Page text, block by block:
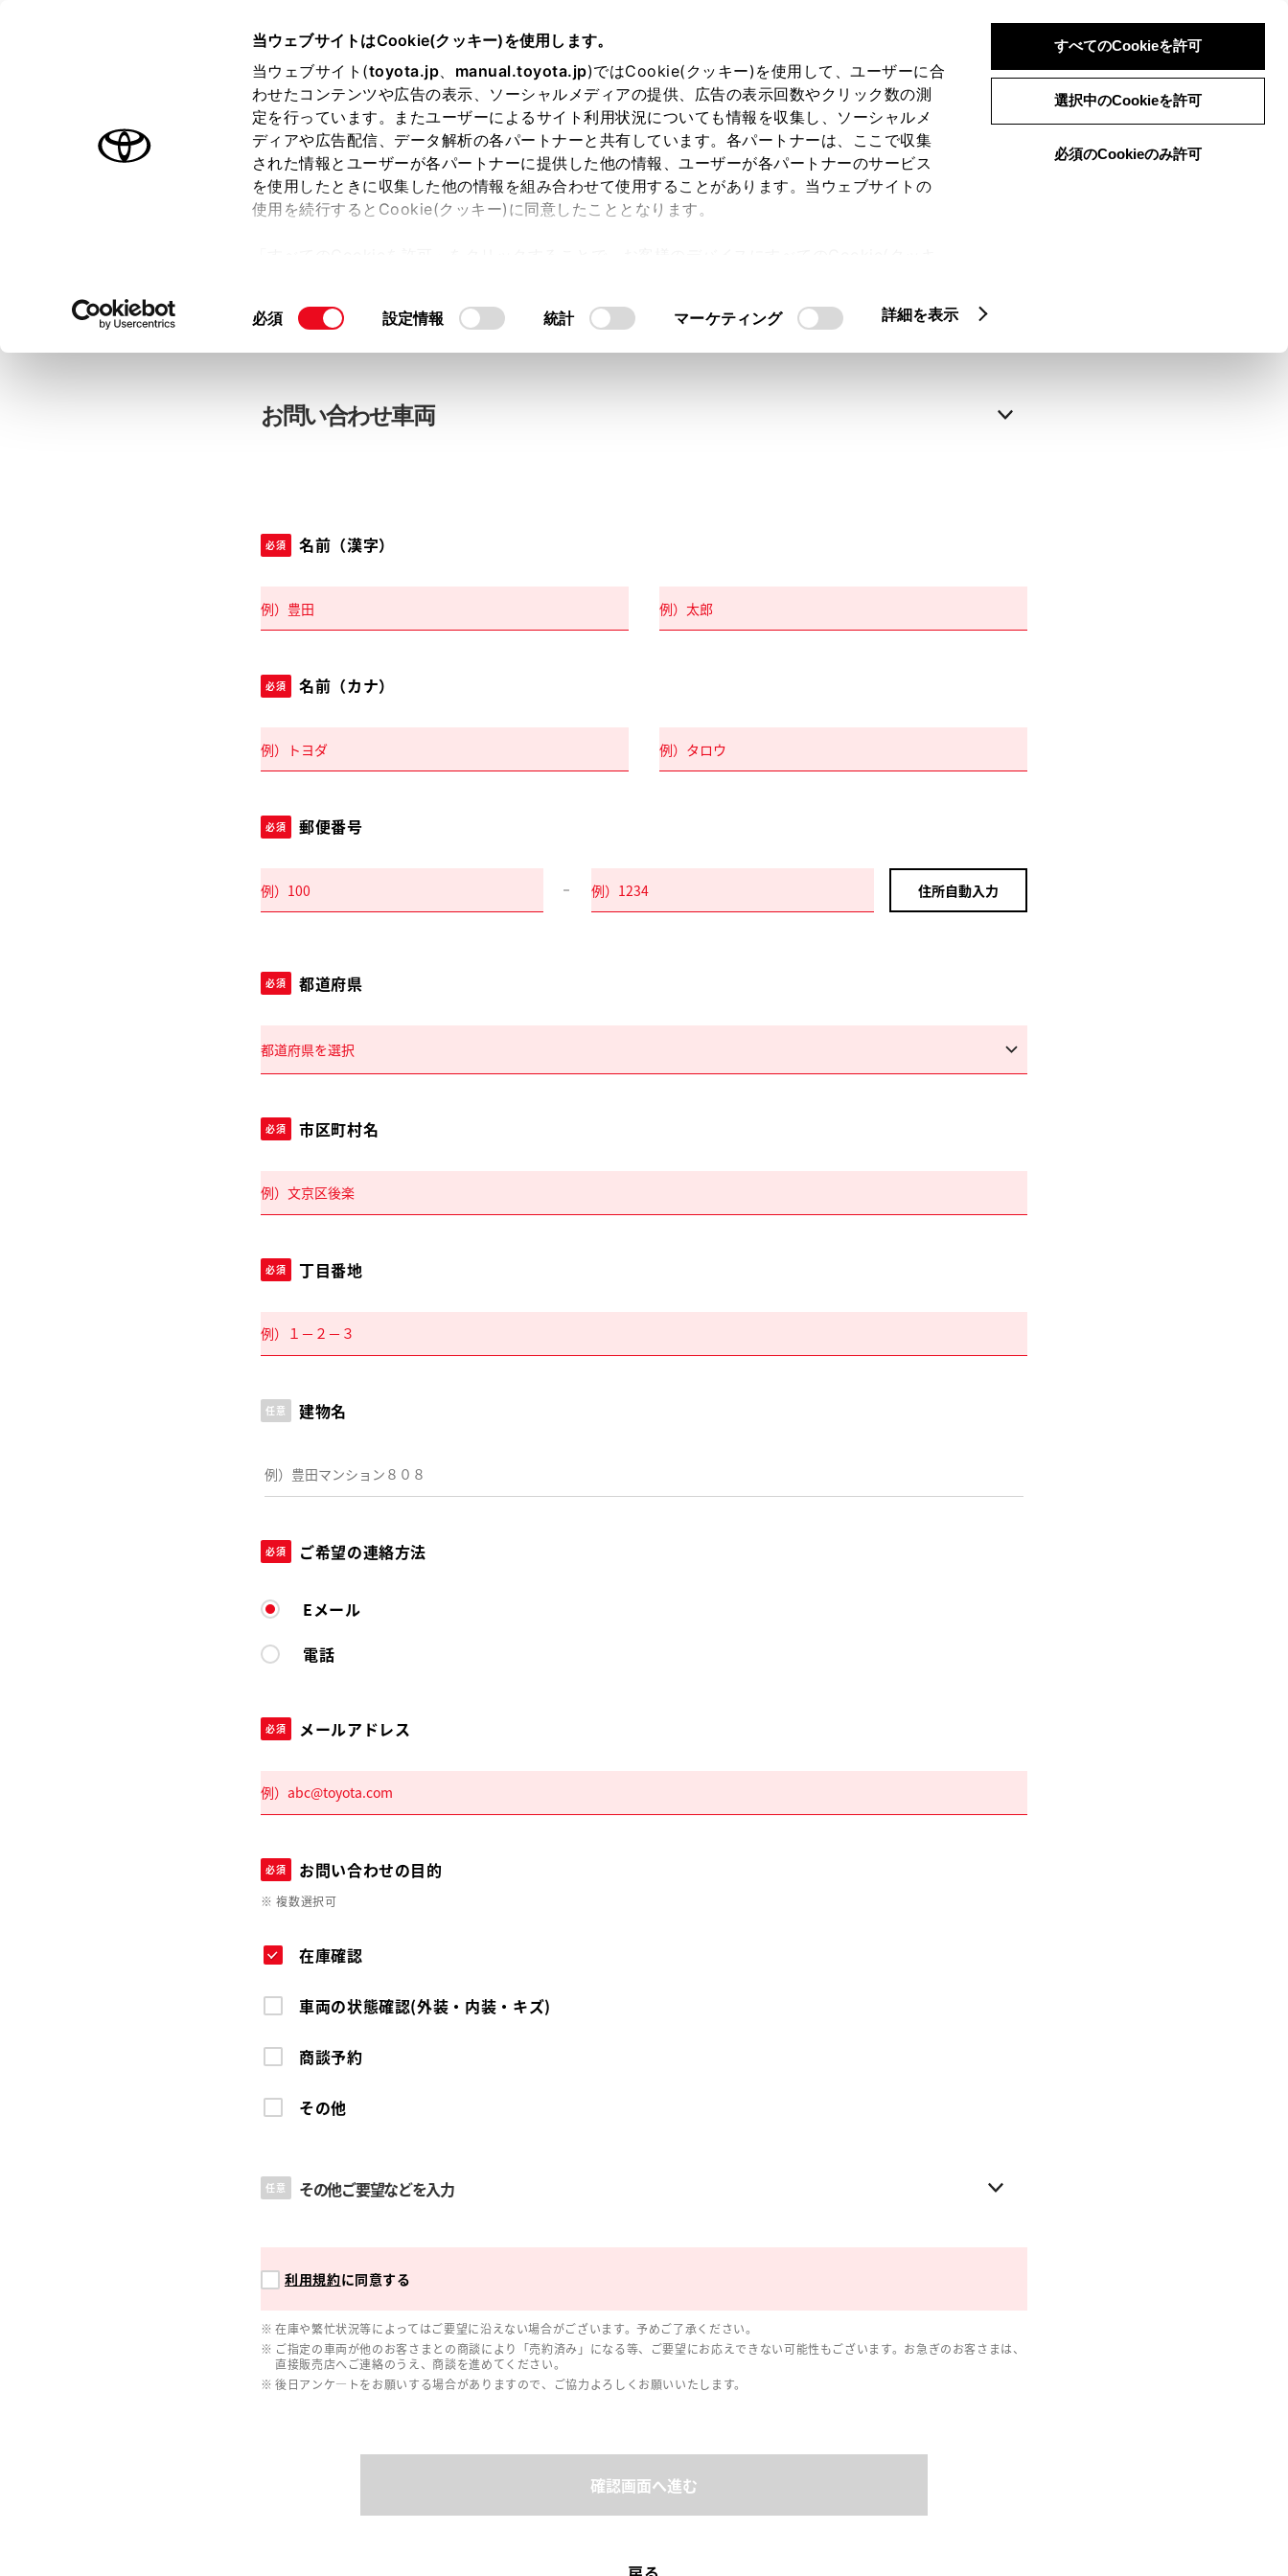
は必須です。
当ウェブサイトはCookie(クッキー)を使用します。
当ウェブサイト(toyota.jp、 manual.toyota.jp)ではCookie(クッキー)を使用して、ユーザーに合
わせたコンテンツや広告の表示、ソーシャルメディアの提供、広告の表示回数やクリック数の測
定を行っています。またユーザーによるサイト利用状況についても情報を収集し、ソーシャルメ
ディアや広告配信、データ解析の各パートナーと共有しています。各パートナーは、ここで収集
された情報とユーザーが各パートナーに提供した他の情報、ユーザーが各パートナーのサービス
を使用したときに収集した他の情報を組み合わせて使用することがあります。当ウェブサイトの
使用を続行するとCookie(クッキー)に同意したこととなります。
て」をご覧ください。
同
択
必須 設定情報 統計 マーケティング 詳細を表示
すべてのCookieを許可
選択中のCookieを許可
必須のCookieのみ許可
中古車：お問い合わせ
お客さま情報の入力 入力内容のご確認
ログインして自動入力
お問い合わせ車両
必須 名前（漢字）
必須 名前（カナ）
必須 郵便番号
住所自動入力
必須 都道府県
必須 市区町村名
必須 丁目番地
任意 建物名
必須 ご希望の連絡方法
Eメール
電話
必須 メールアドレス
必須 お問い合わせの目的
※ 複数選択可
在庫確認
車両の状態確認(外装・内装・キズ)
商談予約
その他
任意 その他ご要望などを入力
利用規約に同意する
在庫や繁忙状況等によってはご要望に沿えない場合がございます。予めご了承ください。
ご指定の車両が他のお客さまとの商談により「売約済み」になる等、ご要望にお応えできない可能性もございます。お急ぎのお客さまは、
直接販売店へご連絡のうえ、商談を進めてください。
後日アンケ―トをお願いする場合がありますので、ご協力よろしくお願いいたします。
確認画面へ進む